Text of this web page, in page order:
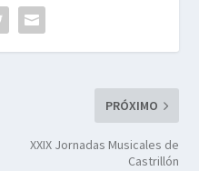
PRÓXIMO
XXIX Jornadas Musicales de
Castrillón